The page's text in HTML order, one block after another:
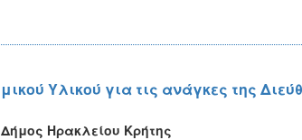
Υλικού για τις ανάγκες της
Ηρακλείου Κρήτης